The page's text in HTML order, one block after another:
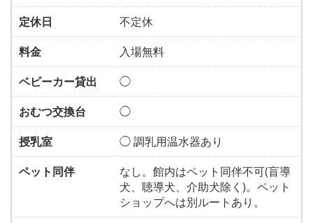
定休日
不定休
料金
入場無料
ベビーカー貸出
◯
おむつ交換台
◯
授乳室
◯ 調乳用温水器あり
ペット同伴
なし。館内はペット同伴不可(盲導
犬、聴導犬、介助犬除く)。ペット
ショップへは別ルートあり。